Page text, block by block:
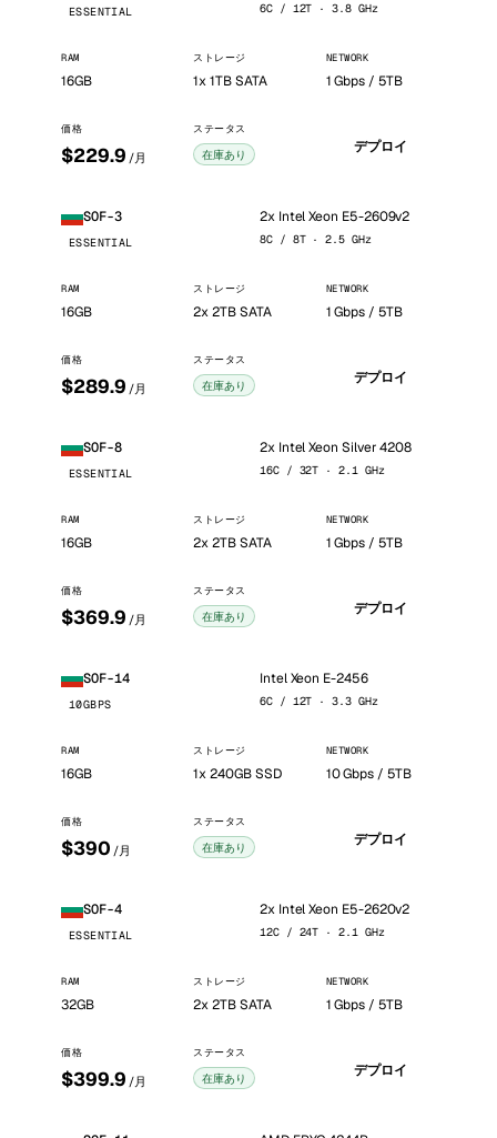
ESSENTIAL 6C / 12T · 3.8 GHz
RAM
16GB
ストレージ
1x 1TB SATA
NETWORK
1 Gbps / 5TB
価格
$229.9 /月
ステータス
在庫あり デプロイ
SOF-3
ESSENTIAL
2x Intel Xeon E5-2609v2
8C / 8T · 2.5 GHz
RAM
16GB
ストレージ
2x 2TB SATA
NETWORK
1 Gbps / 5TB
価格
$289.9 /月
ステータス
在庫あり デプロイ
SOF-8
ESSENTIAL
2x Intel Xeon Silver 4208
16C / 32T · 2.1 GHz
RAM
16GB
ストレージ
2x 2TB SATA
NETWORK
1 Gbps / 5TB
価格
$369.9 /月
ステータス
在庫あり デプロイ
SOF-14
10GBPS
Intel Xeon E-2456
6C / 12T · 3.3 GHz
RAM
16GB
ストレージ
1x 240GB SSD
NETWORK
10 Gbps / 5TB
価格
$390 /月
ステータス
在庫あり デプロイ
SOF-4
ESSENTIAL
2x Intel Xeon E5-2620v2
12C / 24T · 2.1 GHz
RAM
32GB
ストレージ
2x 2TB SATA
NETWORK
1 Gbps / 5TB
価格
$399.9 /月
ステータス
在庫あり デプロイ